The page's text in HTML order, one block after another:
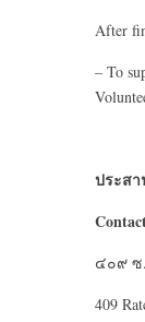
After
– To
ประส
๔๐๙ ซ
409